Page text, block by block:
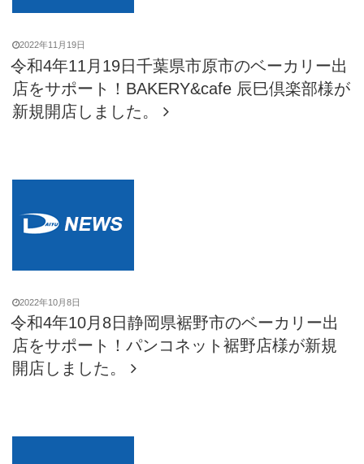
2022年11月19日
令和4年11月19日千葉県市原市のベーカリー出
店をサポート！BAKERY&cafe 辰巳倶楽部様が
新規開店しました。
2022年10月8日
令和4年10月8日静岡県裾野市のベーカリー出
店をサポート！パンコネット裾野店様が新規
開店しました。